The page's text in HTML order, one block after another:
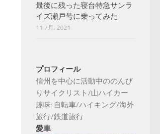
最後に残った寝台特急サンラ
イズ瀬戸号に乗ってみた
11 7月, 2021
プロフィール
信州を中心に活動中ののんび
りサイクリスト/山ハイカー
趣味: 自転車/ハイキング/海外
旅行/鉄道旅行
愛車